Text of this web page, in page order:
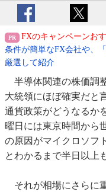
FXのキャンペーンおす
条件が簡単なFX会社や、
厳選して紹介
半導体関連の株価調
大統領にほぼ確実だと
通貨政策がどうなるか
曜日には東京時間から
の原因がマイクロソフ
とわかるまで半日以上
それが相場にさらに